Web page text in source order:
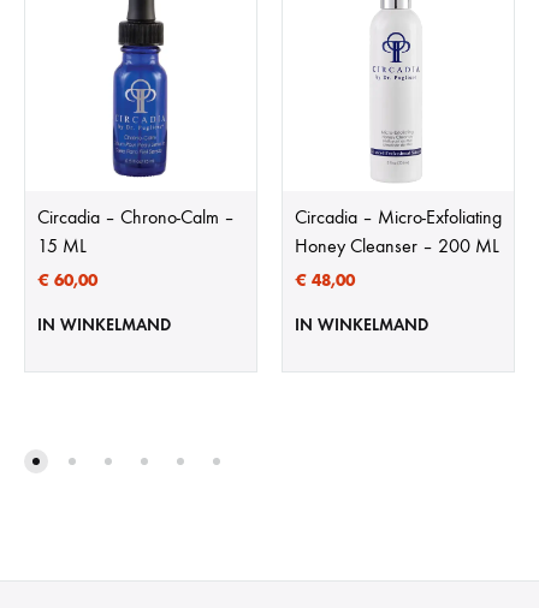
Circadia – Chrono-Calm –
15 ML
€ 60,00
IN WINKELMAND
Circadia – Micro-Exfoliating
Honey Cleanser – 200 ML
€ 48,00
IN WINKELMAND